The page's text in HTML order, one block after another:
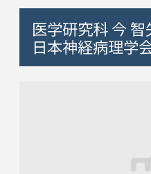
医学研究科 今
日本神経病理学